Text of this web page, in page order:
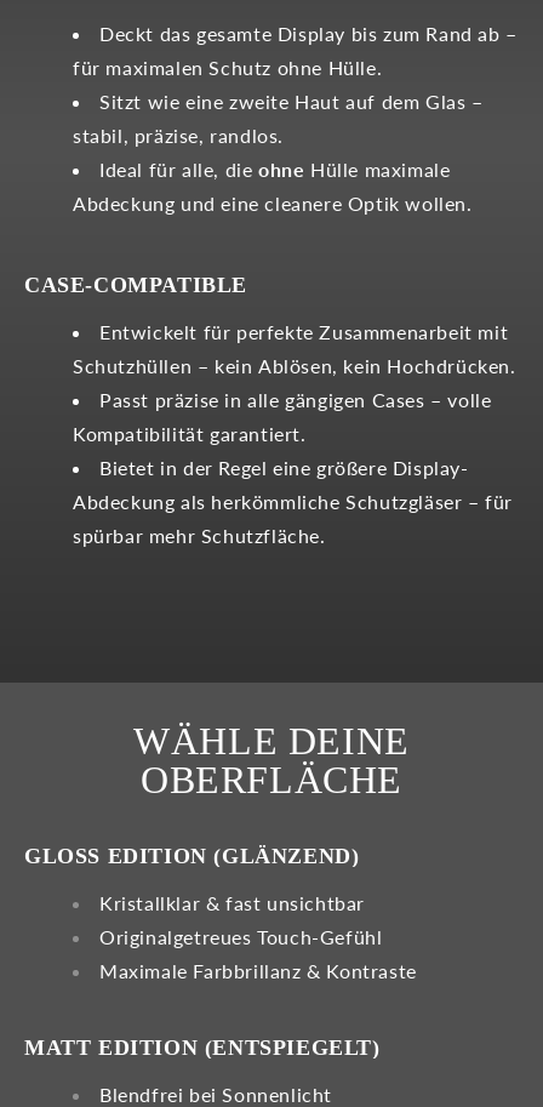
Deckt das gesamte Display bis zum Rand ab –
für maximalen Schutz ohne Hülle.
Sitzt wie eine zweite Haut auf dem Glas –
stabil, präzise, randlos.
Ideal für alle, die ohne Hülle maximale
Abdeckung und eine cleanere Optik wollen.
CASE-COMPATIBLE
Entwickelt für perfekte Zusammenarbeit mit
Schutzhüllen – kein Ablösen, kein Hochdrücken.
Passt präzise in alle gängigen Cases – volle
Kompatibilität garantiert.
Bietet in der Regel eine größere Display-
Abdeckung als herkömmliche Schutzgläser – für
spürbar mehr Schutzfläche.
WÄHLE DEINE
OBERFLÄCHE
GLOSS EDITION (GLÄNZEND)
Kristallklar & fast unsichtbar
Originalgetreues Touch-Gefühl
Maximale Farbbrillanz & Kontraste
MATT EDITION (ENTSPIEGELT)
Blendfrei bei Sonnenlicht